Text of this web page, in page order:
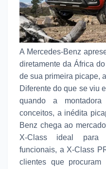
A Mercedes-Benz
diretamente da África
de sua primeira picape,
Diferente do que se viu
quando a
conceitos, a inédita
Benz chega ao
X-Class ideal para
funcionais, a X-Class
clientes que